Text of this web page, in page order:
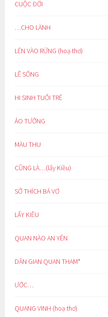
CUỘC ĐỜI
…CHO LÀNH
LẺN VÀO RỪNG (hoạ thơ)
LẼ SỐNG
HI SINH TUỔI TRẺ
ẢO TƯỞNG
MÀU THU
CŨNG LÀ…(lẩy Kiều)
SỞ THÍCH BÁ VƠ
LẨY KIỀU
QUAN NÀO AN YÊN
DÂN GIAN QUAN THAM*
ƯỚC…
QUANG VINH (hoạ thơ)